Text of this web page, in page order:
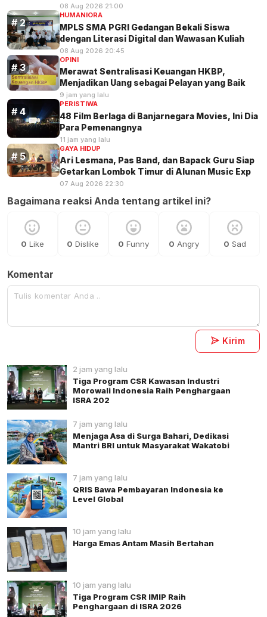
08 Aug 2026 21:00
HUMANIORA
MPLS SMA PGRI Gedangan Bekali Siswa
dengan Literasi Digital dan Wawasan Kuliah
08 Aug 2026 20:45
OPINI
Merawat Sentralisasi Keuangan HKBP,
Menjadikan Uang sebagai Pelayan yang Baik
9 jam yang lalu
PERISTIWA
48 Film Berlaga di Banjarnegara Movies, Ini Dia
Para Pemenangnya
11 jam yang lalu
GAYA HIDUP
Ari Lesmana, Pas Band, dan Bapack Guru Siap
Getarkan Lombok Timur di Alunan Music Exp
07 Aug 2026 22:30
Bagaimana reaksi Anda tentang artikel ini?
0 Like 0 Dislike 0 Funny 0 Angry 0 Sad
Komentar
Kirim
2 jam yang lalu
Tiga Program CSR Kawasan Industri
Morowali Indonesia Raih Penghargaan
ISRA 202
7 jam yang lalu
Menjaga Asa di Surga Bahari, Dedikasi
Mantri BRI untuk Masyarakat Wakatobi
7 jam yang lalu
QRIS Bawa Pembayaran Indonesia ke
Level Global
10 jam yang lalu
Harga Emas Antam Masih Bertahan
10 jam yang lalu
Tiga Program CSR IMIP Raih
Penghargaan di ISRA 2026